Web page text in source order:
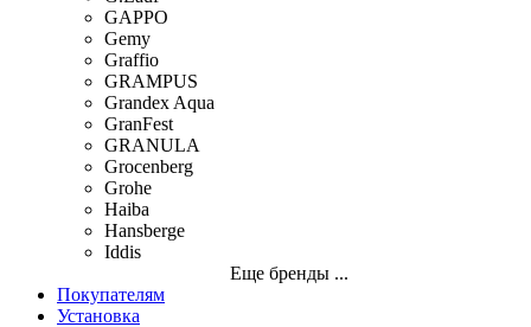
GAPPO
Gemy
Graffio
GRAMPUS
Grandex Aqua
GranFest
GRANULA
Grocenberg
Grohe
Haiba
Hansberge
Iddis
Еще бренды ...
Покупателям
Установка